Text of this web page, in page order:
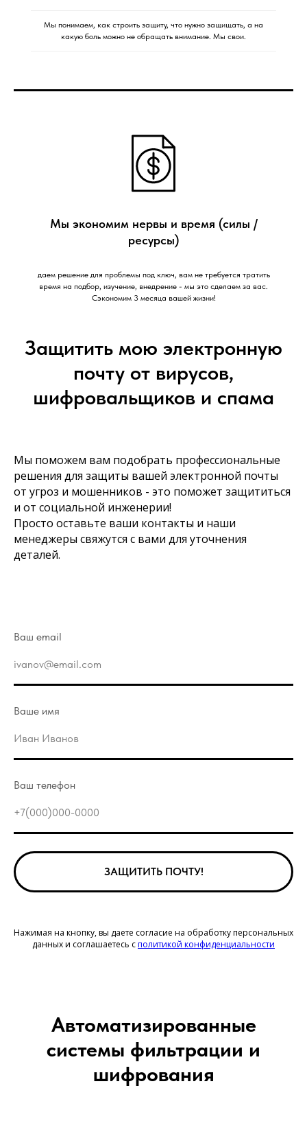
Мы понимаем, как строить защиту, что нужно защищать, а на
какую боль можно не обращать внимание. Мы свои.
Мы экономим нервы и время (силы /
ресурсы)
даем решение для проблемы под ключ, вам не требуется тратить
время на подбор, изучение, внедрение - мы это сделаем за вас.
Сэкономим 3 месяца вашей жизни!
Защитить мою электронную
почту от вирусов,
шифровальщиков и спама
Мы поможем вам подобрать профессиональные
решения для защиты вашей электронной почты
от угроз и мошенников - это поможет защититься
и от социальной инженерии!
Просто оставьте ваши контакты и наши
менеджеры свяжутся с вами для уточнения
деталей.
Ваш email
Ваше имя
Ваш телефон
ЗАЩИТИТЬ ПОЧТУ!
Нажимая на кнопку, вы даете согласие на обработку персональных
данных и соглашаетесь cполитикой конфиденциальности
Автоматизированные
системы фильтрации и
шифрования